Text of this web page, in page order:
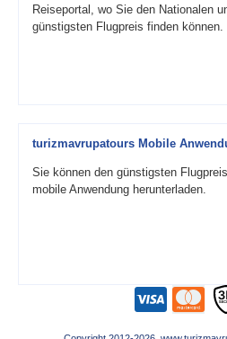
Reiseportal, wo Sie den Nationalen
günstigsten Flugpreis finden können.
turizmavrupatours Mobile
Sie können den günstigsten
mobile Anwendung herunterladen.